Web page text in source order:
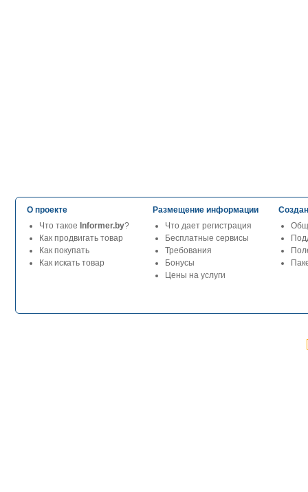
О проекте
Что такое Informer.by?
Как продвигать товар
Как покупать
Как искать товар
Размещение информации
Что дает регистрация
Бесплатные сервисы
Требования
Бонусы
Цены на услуги